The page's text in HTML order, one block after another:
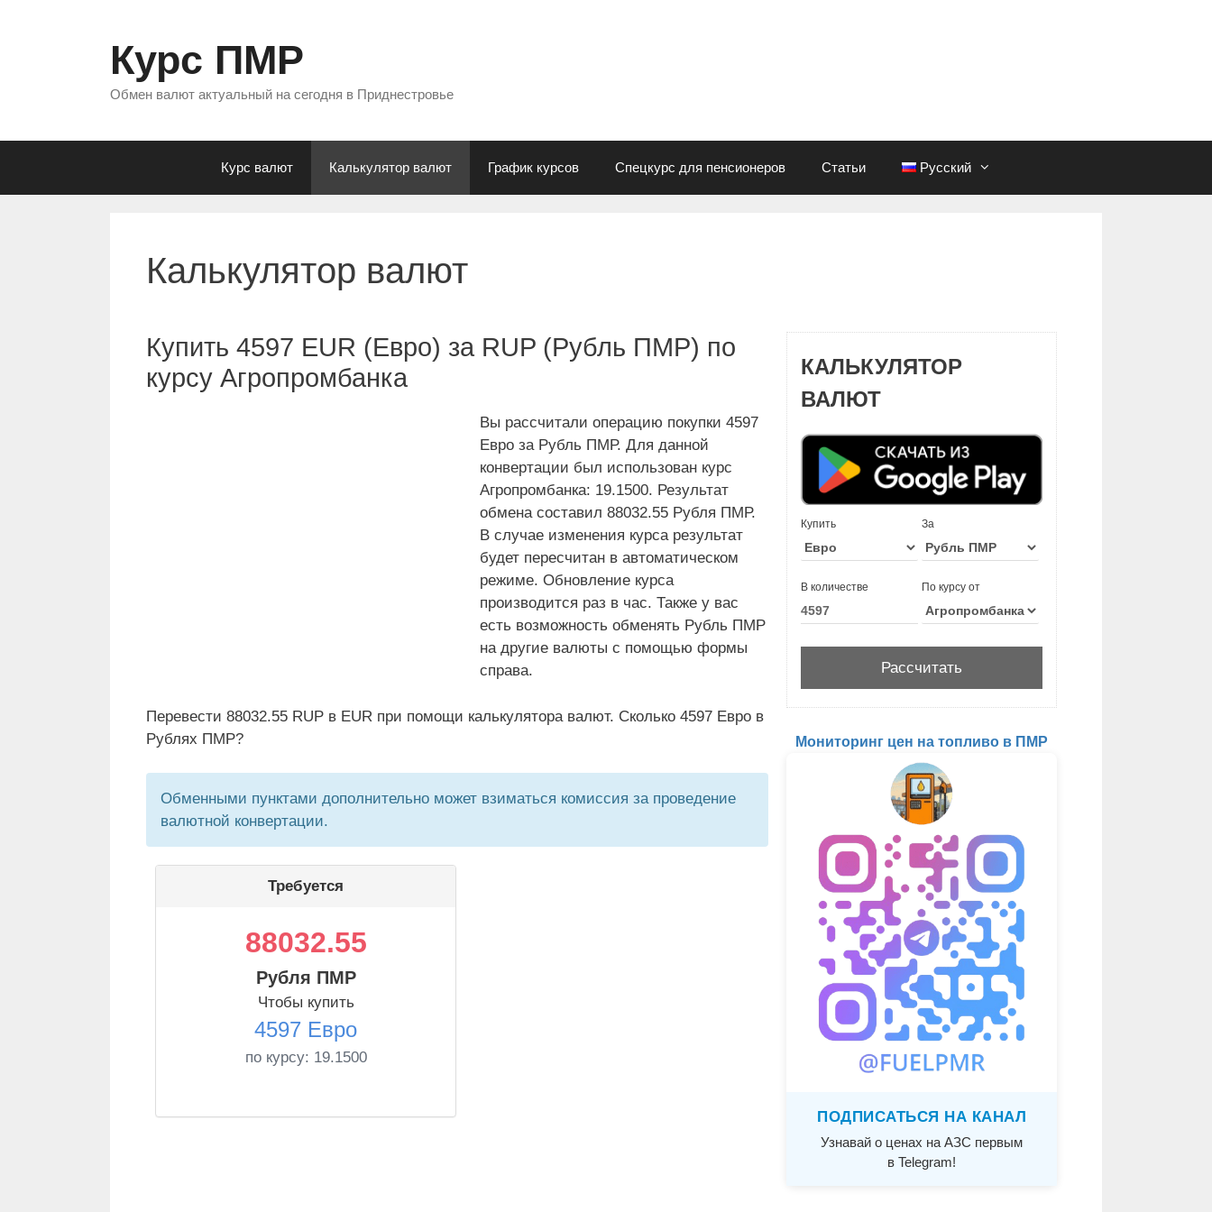
Курс ПМР
Обмен валют актуальный на сегодня в Приднестровье
Курс валют Калькулятор валют График курсов Спецкурс для пенсионеров Статьи Русский
Калькулятор валют
Купить 4597 EUR (Евро) за RUP (Рубль ПМР) по
курсу Агропромбанка
Вы рассчитали операцию покупки 4597
Евро за Рубль ПМР. Для данной
конвертации был использован курс
Агропромбанка: 19.1500. Результат
обмена составил 88032.55 Рубля ПМР.
В случае изменения курса результат
будет пересчитан в автоматическом
режиме. Обновление курса
производится раз в час. Также у вас
есть возможность обменять Рубль ПМР
на другие валюты с помощью формы
справа.
Перевести 88032.55 RUP в EUR при помощи калькулятора валют. Сколько 4597 Евро в
Рублях ПМР?
Обменными пунктами дополнительно может взиматься комиссия за проведение
валютной конвертации.
Требуется
88032.55
Рубля ПМР
Чтобы купить
4597 Евро
по курсу: 19.1500
КАЛЬКУЛЯТОР
ВАЛЮТ
Купить За
В количестве По курсу от
Мониторинг цен на топливо в ПМР
ПОДПИСАТЬСЯ НА КАНАЛ
Узнавай о ценах на АЗС первым
в Telegram!